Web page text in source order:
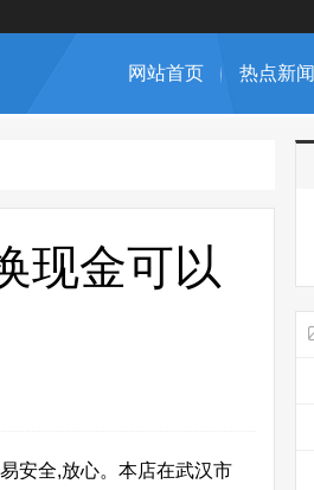
网站首页 热点新闻
现金可以
安全,放心。本店在武汉市